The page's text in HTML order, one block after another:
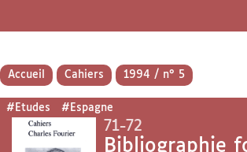
Accueil Cahiers 1994 / n° 5
#Etudes #Espagne
71-72
Bibliographie